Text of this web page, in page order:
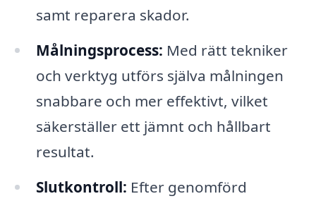
samt reparera skador.
Målningsprocess: Med rätt tekniker
och verktyg utförs själva målningen
snabbare och mer effektivt, vilket
säkerställer ett jämnt och hållbart
resultat.
Slutkontroll: Efter genomförd